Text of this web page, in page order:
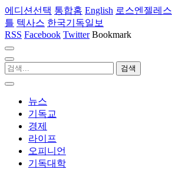
에디션선택 통합홈 English 로스엔젤레스
틀 텍사스 한국기독일보
RSS Facebook Twitter Bookmark
뉴스
기독교
경제
라이프
오피니언
기독대학